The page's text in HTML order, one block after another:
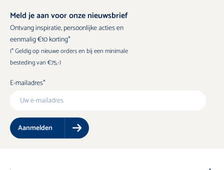
Meld je aan voor onze nieuwsbrief
Ontvang inspiratie, persoonlijke acties en
eenmalig €10 korting*
(* Geldig op nieuwe orders en bij een minimale
besteding van €75,-)
E-mailadres
Aanmelden